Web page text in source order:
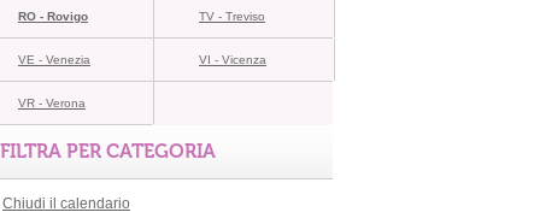
RO - Rovigo TV - Treviso
VE - Venezia VI - Vicenza
VR - Verona
FILTRA PER CATEGORIA
Chiudi il calendario